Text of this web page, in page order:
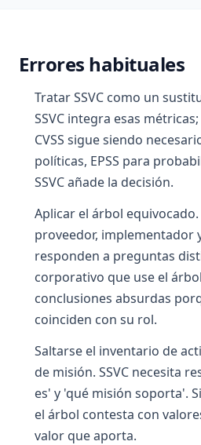
Errores habituales
Tratar SSVC como un
SSVC integra esas
CVSS sigue siendo
políticas, EPSS para
SSVC añade la decisión.
Aplicar el árbol
proveedor, implementador
responden a preguntas
corporativo que use el
conclusiones absurdas
coinciden con su rol.
Saltarse el inventario de
de misión. SSVC necesita
es' y 'qué misión soporta'.
el árbol contesta con
valor que aporta.